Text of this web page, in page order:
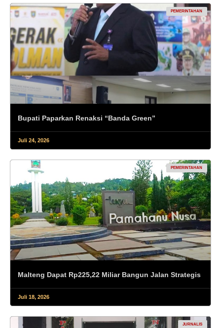
PEMERINTAHAN
Bupati Paparkan Renaksi “Banda Green”
Juli 24, 2026
PEMERINTAHAN
Malteng Dapat Rp225,22 Miliar Bangun Jalan Strategis
Juli 18, 2026
JURNALIS